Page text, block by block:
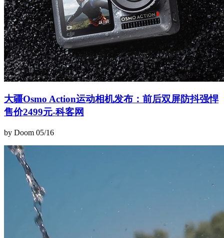
大疆Osmo Action运动相机发布：前后双屏防抖强悍
售价2499元-科客网
by Doom 05/16